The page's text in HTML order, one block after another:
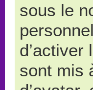
sous le
sont mis